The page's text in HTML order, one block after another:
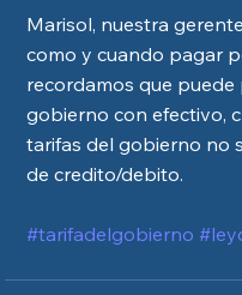
Marisol, nuestra
como y cuando pagar
recordamos que
gobierno con efectivo,
tarifas del gobierno no
de credito/debito.
#tarifadelgobierno